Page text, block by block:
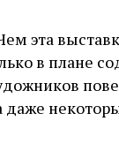
эта
в плане
даже